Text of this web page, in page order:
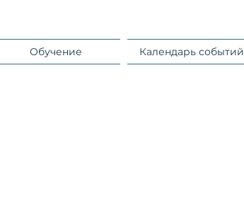
Обучение Календарь событий